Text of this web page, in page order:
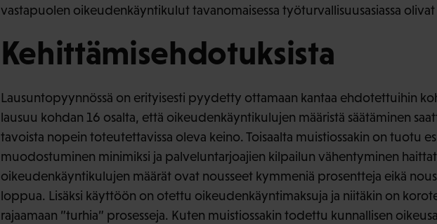
vastapuolen oikeudenkäyntikulut tavanomaisessa työturvallisuusasiassa
Kehittämisehdotuksista
Lausuntopyynnössä on erityisesti pyydetty ottamaan kantaa ehdotettuihin
lausuu kohdan 16 osalta, että oikeudenkäyntikulujen määristä säätäminen
tavoista nopein toteutettavissa oleva keino. Toisaalta muistiossakin on tuotu
muodostuminen minimiksi ja palveluntarjoajien kilpailun vähentyminen
oikeudenkäyntikulujen määrät ovat nousseet kymmeniä prosentteja eikä
loppua. Lisäksi käyttöön on otettu oikeudenkäyntimaksuja ja niitäkin on
rajaamaan ”turhia” prosesseja. Kuten muistiossakin todettu kunnallisen